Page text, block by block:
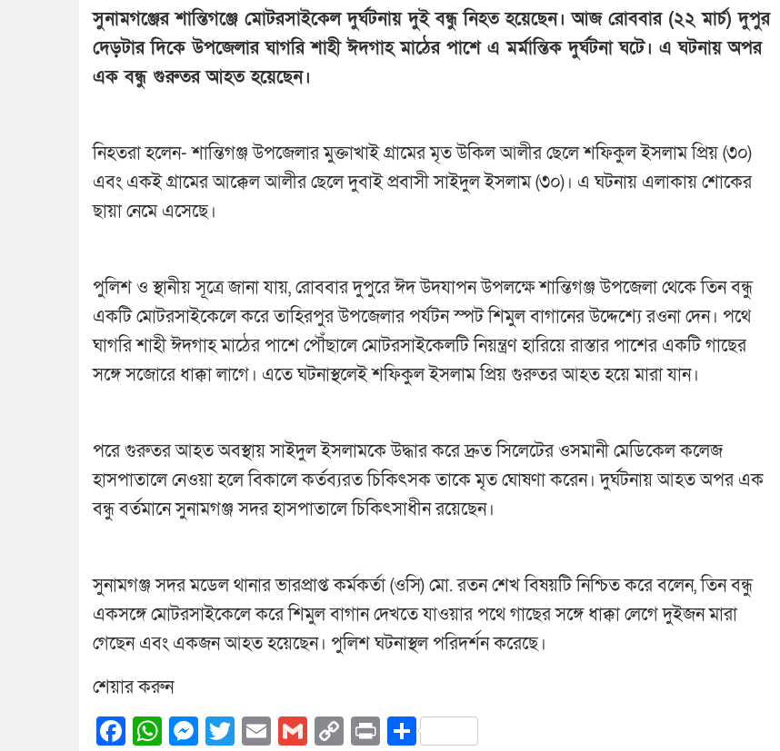
সুনামগঞ্জের শান্তিগঞ্জে মোটরসাইকেল দুর্ঘটনায় দুই বন্ধু নিহত হয়েছেন। আজ রোববার (২২ মার্চ) দুপুর
দেড়টার দিকে উপজেলার ঘাগরি শাহী ঈদগাহ মাঠের পাশে এ মর্মান্তিক দুর্ঘটনা ঘটে। এ ঘটনায় অপর
এক বন্ধু গুরুতর আহত হয়েছেন।
নিহতরা হলেন- শান্তিগঞ্জ উপজেলার মুক্তাখাই গ্রামের মৃত উকিল আলীর ছেলে শফিকুল ইসলাম প্রিয় (৩০)
এবং একই গ্রামের আক্কেল আলীর ছেলে দুবাই প্রবাসী সাইদুল ইসলাম (৩০)। এ ঘটনায় এলাকায় শোকের
ছায়া নেমে এসেছে।
পুলিশ ও স্থানীয় সূত্রে জানা যায়, রোববার দুপুরে ঈদ উদযাপন উপলক্ষে শান্তিগঞ্জ উপজেলা থেকে তিন বন্ধু
একটি মোটরসাইকেলে করে তাহিরপুর উপজেলার পর্যটন স্পট শিমুল বাগানের উদ্দেশ্যে রওনা দেন। পথে
ঘাগরি শাহী ঈদগাহ মাঠের পাশে পৌঁছালে মোটরসাইকেলটি নিয়ন্ত্রণ হারিয়ে রাস্তার পাশের একটি গাছের
সঙ্গে সজোরে ধাক্কা লাগে। এতে ঘটনাস্থলেই শফিকুল ইসলাম প্রিয় গুরুতর আহত হয়ে মারা যান।
পরে গুরুতর আহত অবস্থায় সাইদুল ইসলামকে উদ্ধার করে দ্রুত সিলেটের ওসমানী মেডিকেল কলেজ
হাসপাতালে নেওয়া হলে বিকালে কর্তব্যরত চিকিৎসক তাকে মৃত ঘোষণা করেন। দুর্ঘটনায় আহত অপর এক
বন্ধু বর্তমানে সুনামগঞ্জ সদর হাসপাতালে চিকিৎসাধীন রয়েছেন।
সুনামগঞ্জ সদর মডেল থানার ভারপ্রাপ্ত কর্মকর্তা (ওসি) মো. রতন শেখ বিষয়টি নিশ্চিত করে বলেন, তিন বন্ধু
একসঙ্গে মোটরসাইকেলে করে শিমুল বাগান দেখতে যাওয়ার পথে গাছের সঙ্গে ধাক্কা লেগে দুইজন মারা
গেছেন এবং একজন আহত হয়েছেন। পুলিশ ঘটনাস্থল পরিদর্শন করেছে।
শেয়ার করুন
Facebook
WhatsApp
Messenger
Twitter
EmailGmailCopy
PrintShare